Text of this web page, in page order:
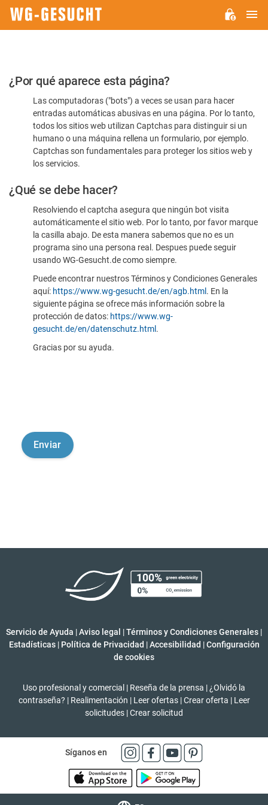
Por
favor,
confirme
humano
¿Por qué aparece esta página?
Las computadoras ("bots") a veces se usan para hacer
entradas automáticas abusivas en una página. Por lo tanto,
todos los sitios web utilizan Captchas para distinguir si un
humano o una máquina rellena un formulario, por ejemplo.
Captchas son fundamentales para proteger los sitios web y
los servicios.
¿Qué se debe hacer?
Resolviendo el captcha asegura que ningún bot visita
automáticamente el sitio web. Por lo tanto, por favor marque
la casilla abajo. De esta manera sabemos que no es un
programa sino una persona real. Despues puede seguir
usando WG-Gesucht.de como siempre.
Puede encontrar nuestros Términos y Condiciones Generales
aquí: https://www.wg-gesucht.de/en/agb.html . En la
siguiente página se ofrece más información sobre la
protección de datos: https://www.wg-
gesucht.de/en/datenschutz.html .
Gracias por su ayuda.
Servicio de Ayuda |Aviso legal |Términos y Condiciones Generales |
Estadísticas | Política de Privacidad | Accesibilidad | Configuración
de cookies
Uso profesional y comercial | Reseña de la prensa | ¿Olvidó la
contraseña? | Realimentación | Leer ofertas | Crear oferta | Leer
solicitudes |Crear solicitud
Síganos en